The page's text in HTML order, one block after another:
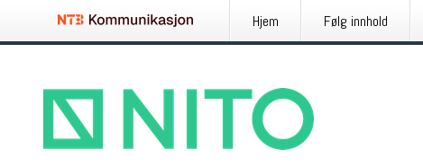
Hjem Følg innhold